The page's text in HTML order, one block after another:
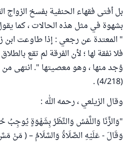
بل أفتى فقهاء الحنفية بفسخ الزواج
بشهوة في مثل هذه الحالات ، كما
" المعتدة عن رجعي : إذا طاوعت ابن
فلا نفقة لها ؛ لأن الفرقة لم تقع
وُجد منها ، وهو معصيتها ". انتهى من
(4/218) .
وقال الزيلعي ، رحمه الله :
"وَالزِّنَا وَاللَّمْسُ وَالنَّظَرُ بِشَهْوَةٍ يُوجِبُ
وَقَالَ - عَلَيْهِ الصَّلَاةُ وَالسَّلَامُ – ( مَنْ